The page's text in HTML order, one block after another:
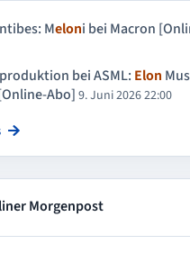
Meloni bei Macron
bei ASML: Elon
Abo] 9. Juni 2026 22:00
Morgenpost